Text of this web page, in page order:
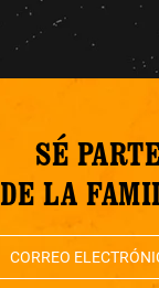
SÉ
DE LA